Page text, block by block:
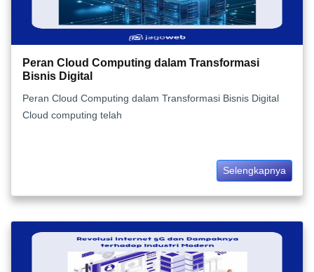
Peran Cloud Computing dalam Transformasi
Bisnis Digital
Peran Cloud Computing dalam Transformasi Bisnis Digital
Cloud computing telah
Selengkapnya